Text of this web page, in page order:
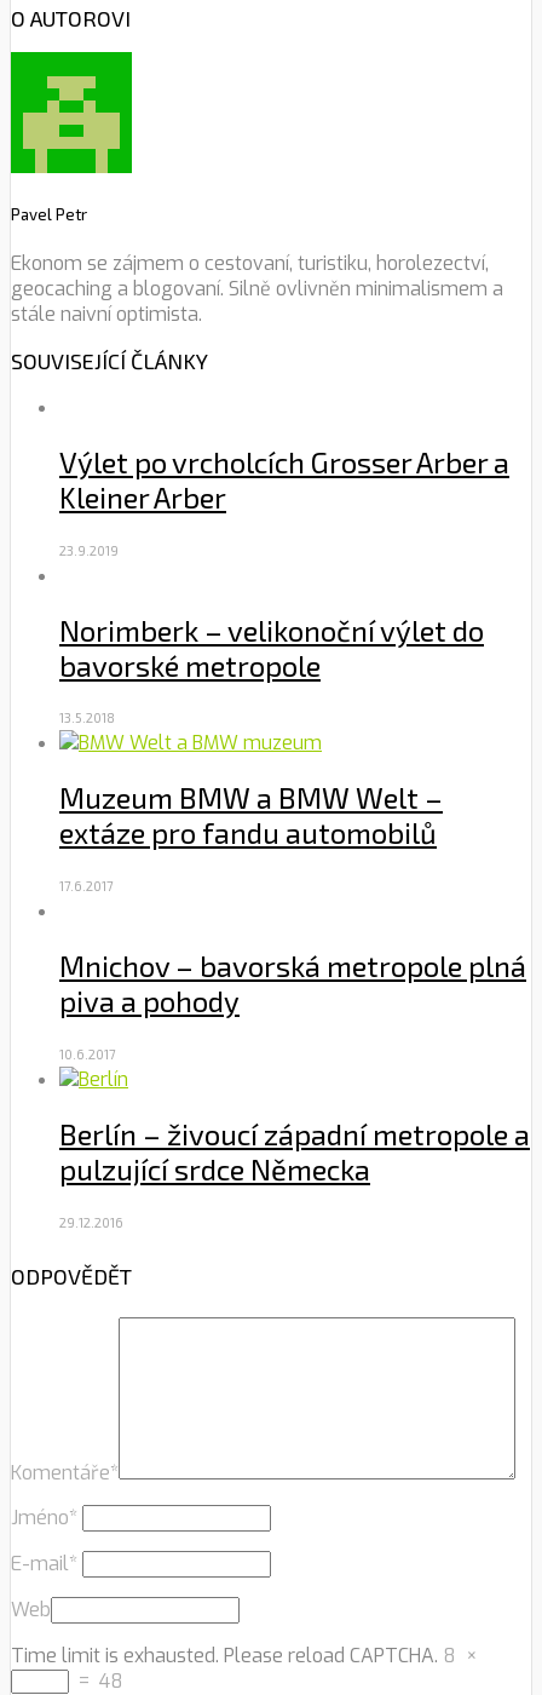
O AUTOROVI
Pavel Petr
Ekonom se zájmem o cestovaní, turistiku, horolezectví,
geocaching a blogovaní. Silně ovlivněn minimalismem a
stále naivní optimista.
SOUVISEJÍCÍ ČLÁNKY
Výlet po vrcholcích Grosser Arber a
Kleiner Arber
23.9.2019
Norimberk – velikonoční výlet do
bavorské metropole
13.5.2018
Muzeum BMW a BMW Welt –
extáze pro fandu automobilů
17.6.2017
Mnichov – bavorská metropole plná
piva a pohody
10.6.2017
Berlín – živoucí západní metropole a
pulzující srdce Německa
29.12.2016
ODPOVĚDĚT
Komentáře*
Jméno*
E-mail*
Web
Time limit is exhausted. Please reload CAPTCHA. 8 ×
= 48